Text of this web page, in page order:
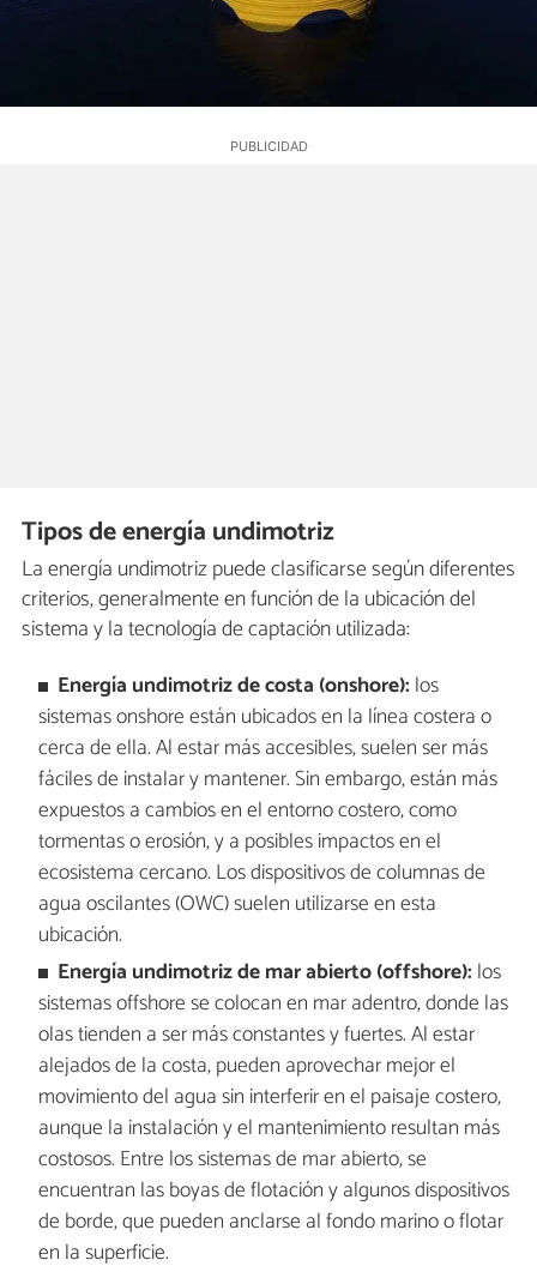
Tipos de energía undimotriz
La energía undimotriz puede clasificarse según diferentes
criterios, generalmente en función de la ubicación del
sistema y la tecnología de captación utilizada:
Energía undimotriz de costa (onshore): los
sistemas onshore están ubicados en la línea costera o
cerca de ella. Al estar más accesibles, suelen ser más
fáciles de instalar y mantener. Sin embargo, están más
expuestos a cambios en el entorno costero, como
tormentas o erosión, y a posibles impactos en el
ecosistema cercano. Los dispositivos de columnas de
agua oscilantes (OWC) suelen utilizarse en esta
ubicación.
Energía undimotriz de mar abierto (offshore): los
sistemas offshore se colocan en mar adentro, donde las
olas tienden a ser más constantes y fuertes. Al estar
alejados de la costa, pueden aprovechar mejor el
movimiento del agua sin interferir en el paisaje costero,
aunque la instalación y el mantenimiento resultan más
costosos. Entre los sistemas de mar abierto, se
encuentran las boyas de flotación y algunos dispositivos
de borde, que pueden anclarse al fondo marino o flotar
en la superficie.